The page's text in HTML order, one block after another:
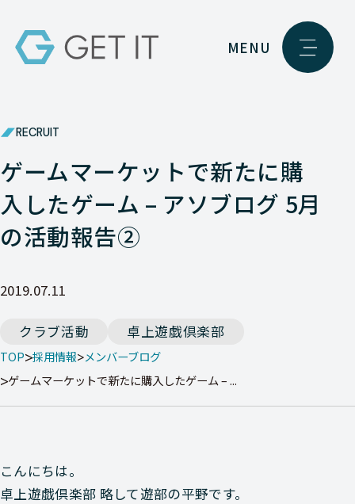
MENU
RECRUIT
ゲームマーケットで新たに購
入したゲーム – アソブログ 5月
の活動報告②
2019.07.11
クラブ活動 卓上遊戯倶楽部
TOP 採用情報 メンバーブログ
ゲームマーケットで新たに購入したゲーム – ...
こんにちは。
卓上遊戯倶楽部 略して遊部の平野です。